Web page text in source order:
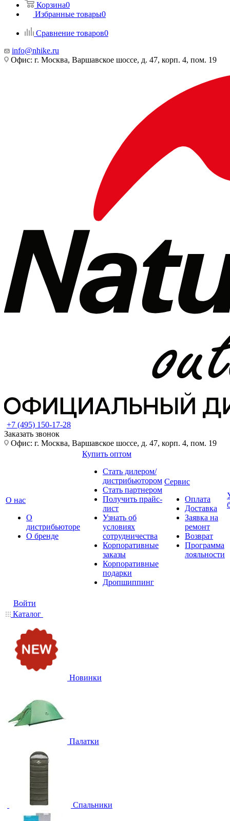
Корзина0
Избранные товары0
Сравнение товаров0
info@nhike.ru
Офис: г. Москва, Варшавское шоссе, д. 47, корп. 4, пом. 19
+7 (495) 150-17-28
Заказать звонок
Офис: г. Москва, Варшавское шоссе, д. 47, корп. 4, пом. 19
О нас
О
дистрибьюторе
О бренде
Купить оптом
Стать дилером/
дистрибьютором
Стать партнером
Получить прайс-
лист
Узнать об
условиях
сотрудничества
Корпоративные
заказы
Корпоративные
подарки
Дропшиппинг
Сервис
Оплата
Доставка
Заявка на
ремонт
Возврат
Программа
лояльности
Войти
Каталог
Новинки
Палатки
Спальники